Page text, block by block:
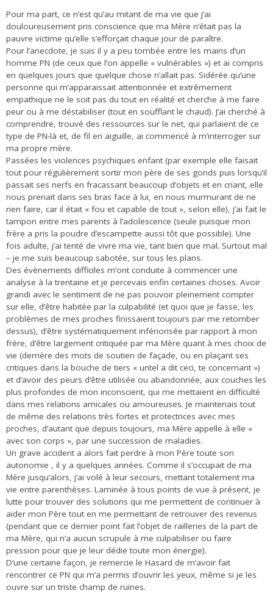
Pour ma part, ce n’est qu’au mitant de ma vie que j’ai
douloureusement pris conscience que ma Mère n’était pas la
pauvre victime qu’elle s’efforçait chaque jour de paraître.
Pour l’anecdote, je suis il y a peu tombée entre les mains d’un
homme PN (de ceux que l’on appelle « vulnérables ») et ai compris
en quelques jours que quelque chose n’allait pas. Sidérée qu’une
personne qui m’apparaissait attentionnée et extrêmement
empathique ne le soit pas du tout en réalité et cherche à me faire
peur ou à me déstabiliser (tout en soufflant le chaud). J’ai cherché à
comprendre, trouvé des ressources sur le net, qui parlaient de ce
type de PN-là et, de fil en aiguille, ai commencé à m’interroger sur
ma propre mère.
Passées les violences psychiques enfant (par exemple elle faisait
tout pour régulièrement sortir mon père de ses gonds puis lorsqu’il
passait ses nerfs en fracassant beaucoup d’objets et en criant, elle
nous prenait dans ses bras face à lui, en nous murmurant de ne
rien faire, car il était « fou et capable de tout », selon elle), j’ai fait le
tampon entre mes parents à l’adolescence (seule puisque mon
frère a pris la poudre d’escampette aussi tôt que possible). Une
fois adulte, j’ai tenté de vivre ma vie, tant bien que mal. Surtout mal
– je me suis beaucoup sabotée, sur tous les plans.
Des évènements difficiles m’ont conduite à commencer une
analyse à la trentaine et je percevais enfin certaines choses. Avoir
grandi avec le sentiment de ne pas pouvoir pleinement compter
sur elle, d’être habitée par la culpabilité (et quoi que je fasse, les
problèmes de mes proches finissaient toujours par me retomber
dessus), d’être systématiquement infériorisée par rapport à mon
frère, d’être largement critiquée par ma Mère quant à mes choix de
vie (derrière des mots de soutien de façade, ou en plaçant ses
critiques dans la bouche de tiers « untel a dit ceci, te concernant »)
et d’avoir des peurs d’être utilisée ou abandonnée, aux couches les
plus profondes de mon inconscient, qui me mettaient en difficulté
dans mes relations amicales ou amoureuses. Je maintenais tout
de même des relations très fortes et protectrices avec mes
proches, d’autant que depuis toujours, ma Mère appelle à elle «
avec son corps », par une succession de maladies.
Un grave accident a alors fait perdre à mon Père toute son
autonomie , il y a quelques années. Comme il s’occupait de ma
Mère jusqu’alors, j’ai volé à leur secours, mettant totalement ma
vie entre parenthèses. Laminée à tous points de vue à présent, je
lutte pour trouver des solutions qui me permettent de continuer à
aider mon Père tout en me permettant de retrouver des revenus
(pendant que ce dernier point fait l’objet de railleries de la part de
ma Mère, qui n’a aucun scrupule à me culpabiliser ou faire
pression pour que je leur dédie toute mon énergie).
D’une certaine façon, je remercie le Hasard de m’avoir fait
rencontrer ce PN qui m’a permis d’ouvrir les yeux, même si je les
ouvre sur un triste champ de ruines.